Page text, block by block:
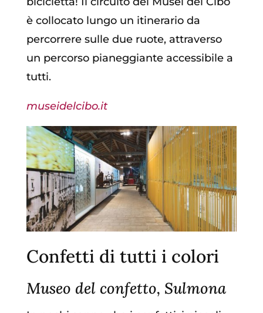
è collocato lungo un itinerario da
percorrere sulle due ruote, attraverso
un percorso pianeggiante accessibile a
tutti.
museidelcibo.it
Confetti di tutti i colori
Museo del confetto, Sulmona